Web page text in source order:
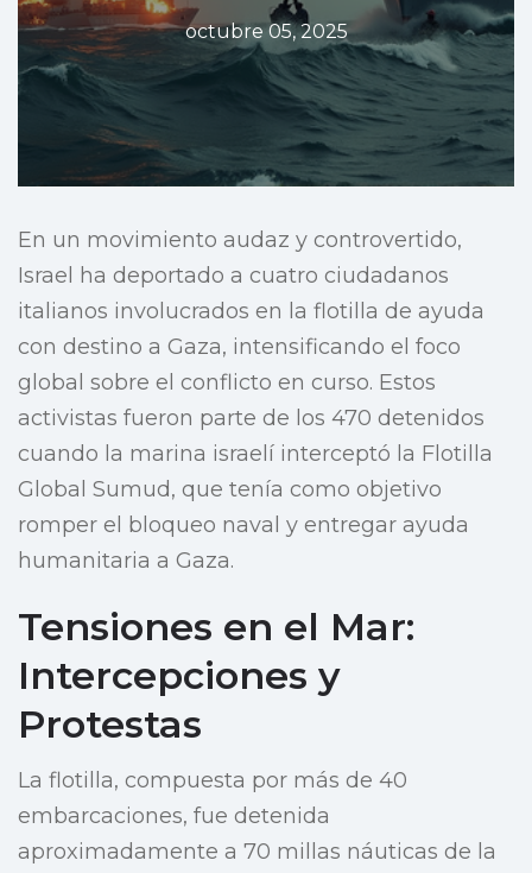
octubre 05, 2025
En un movimiento audaz y controvertido,
Israel ha deportado a cuatro ciudadanos
italianos involucrados en la flotilla de ayuda
con destino a Gaza, intensificando el foco
global sobre el conflicto en curso. Estos
activistas fueron parte de los 470 detenidos
cuando la marina israelí interceptó la Flotilla
Global Sumud, que tenía como objetivo
romper el bloqueo naval y entregar ayuda
humanitaria a Gaza.
Tensiones en el Mar:
Intercepciones y
Protestas
La flotilla, compuesta por más de 40
embarcaciones, fue detenida
aproximadamente a 70 millas náuticas de la